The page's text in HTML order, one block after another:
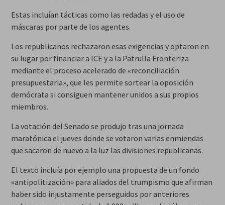
Estas incluían tácticas como las redadas y el uso de
máscaras por parte de los agentes.
Los republicanos rechazaron esas exigencias y optaron en
su lugar por financiar a ICE y a la Patrulla Fronteriza
mediante el proceso acelerado de «reconciliación
presupuestaria», que les permite sortear la oposición
demócrata si consiguen mantener unidos a sus propios
miembros.
La votación del Senado se produjo tras una jornada
maratónica el jueves donde se votaron varias enmiendas
que sacaron de nuevo a la luz las divisiones republicanas.
El texto incluía por ejemplo una propuesta de un fondo
«antipolitización» para aliados del trumpismo que afirman
haber sido injustamente perseguidos por anteriores